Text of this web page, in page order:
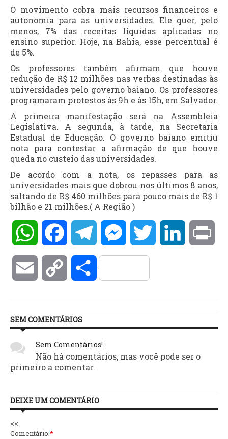
O movimento cobra mais recursos financeiros e
autonomia para as universidades. Ele quer, pelo
menos, 7% das receitas líquidas aplicadas no
ensino superior. Hoje, na Bahia, esse percentual é
de 5%.
Os professores também afirmam que houve
redução de R$ 12 milhões nas verbas destinadas às
universidades pelo governo baiano. Os professores
programaram protestos às 9h e às 15h, em Salvador.
A primeira manifestação será na Assembleia
Legislativa. A segunda, à tarde, na Secretaria
Estadual de Educação. O governo baiano emitiu
nota para contestar a afirmação de que houve
queda no custeio das universidades.
De acordo com a nota, os repasses para as
universidades mais que dobrou nos últimos 8 anos,
saltando de R$ 460 milhões para pouco mais de R$ 1
bilhão e 21 milhões.( A Região )
WhatsAppFacebookTelegramMessengerTwitter LinkedIn
Email Copy Compartilhar
SEM COMENTÁRIOS
Sem Comentários!
Não há comentários, mas você pode ser o
primeiro a comentar.
DEIXE UM COMENTÁRIO
<<
Comentário:*